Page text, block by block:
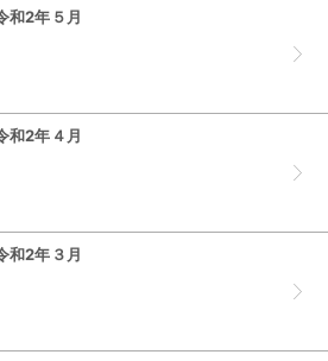
2年５月
2年４月
2年３月